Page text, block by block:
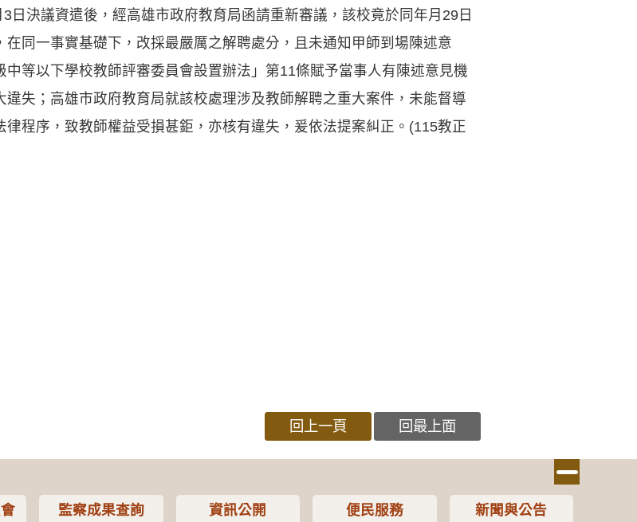
日決議資遣後，經高雄市政府教育局函請重新審議，該校竟於同年月29日
在同一事實基礎下，改採最嚴厲之解聘處分，且未通知甲師到場陳述意
中等以下學校教師評審委員會設置辦法」第11條賦予當事人有陳述意見機
違失；高雄市政府教育局就該校處理涉及教師解聘之重大案件，未能督導
律程序，致教師權益受損甚鉅，亦核有違失，爰依法提案糾正。(115教正
回上一頁 回最上面
監察成果查詢 資訊公開 便民服務 新聞與公告